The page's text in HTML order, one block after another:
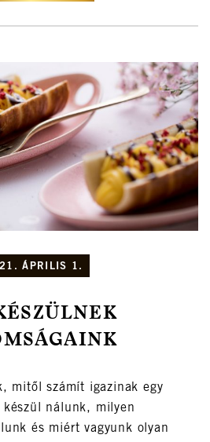
ÁPRILIS 1.
mitől számít igazinak egy
készül nálunk, milyen
és miért vagyunk olyan